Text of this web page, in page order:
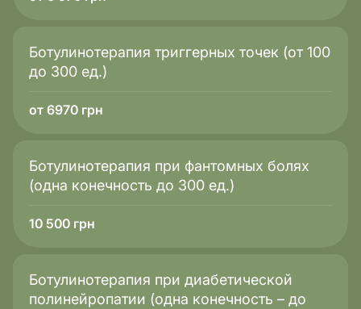
Ботулинотерапия триггерных точек (от 100
до 300 ед.)
от 6970 грн
Ботулинотерапия при фантомных болях
(одна конечность до 300 ед.)
10 500 грн
Ботулинотерапия при диабетической
полинейропатии (одна конечность – до